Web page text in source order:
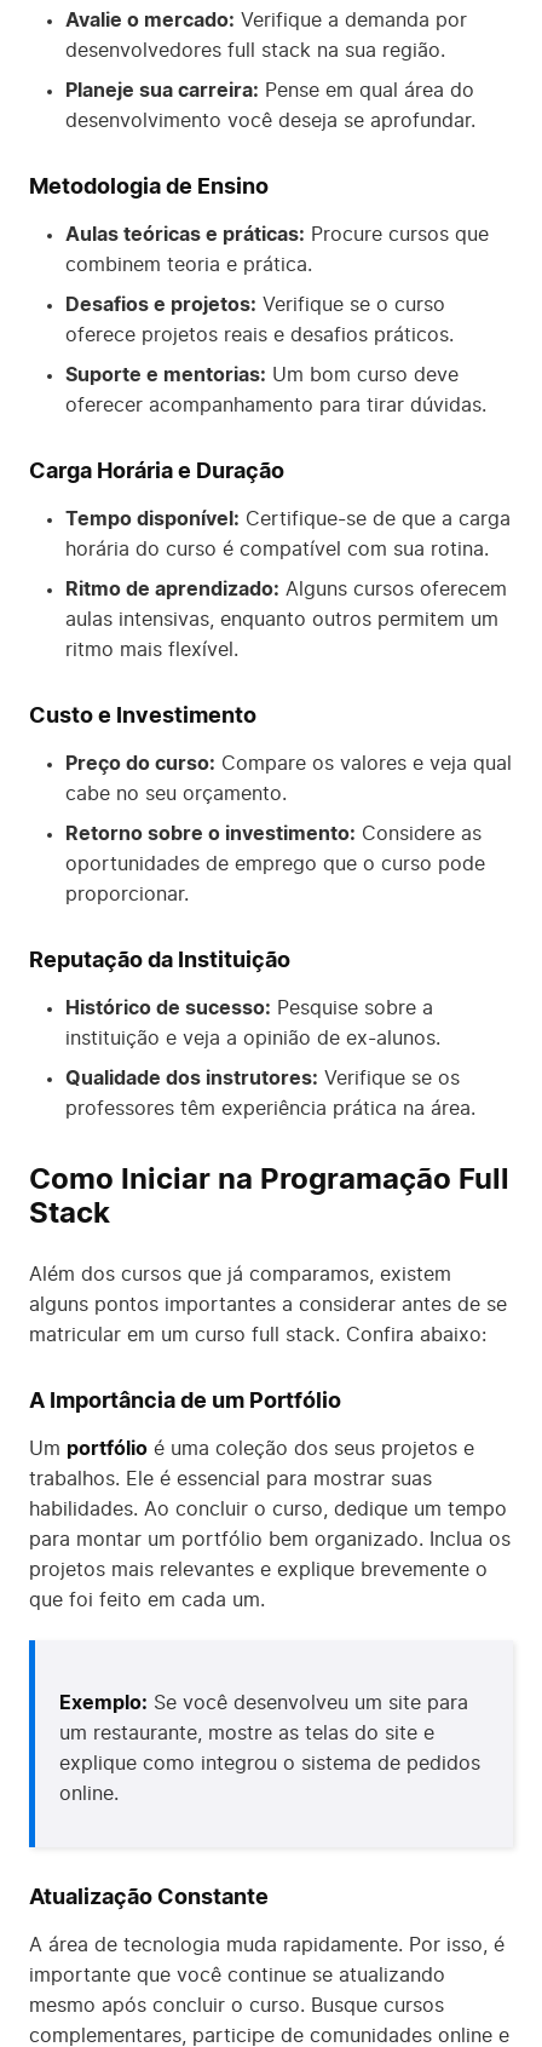
Avalie o mercado: Verifique a demanda por
desenvolvedores full stack na sua região.
Planeje sua carreira: Pense em qual área do
desenvolvimento você deseja se aprofundar.
Metodologia de Ensino
Aulas teóricas e práticas: Procure cursos que
combinem teoria e prática.
Desafios e projetos: Verifique se o curso
oferece projetos reais e desafios práticos.
Suporte e mentorias: Um bom curso deve
oferecer acompanhamento para tirar dúvidas.
Carga Horária e Duração
Tempo disponível: Certifique-se de que a carga
horária do curso é compatível com sua rotina.
Ritmo de aprendizado: Alguns cursos oferecem
aulas intensivas, enquanto outros permitem um
ritmo mais flexível.
Custo e Investimento
Preço do curso: Compare os valores e veja qual
cabe no seu orçamento.
Retorno sobre o investimento: Considere as
oportunidades de emprego que o curso pode
proporcionar.
Reputação da Instituição
Histórico de sucesso: Pesquise sobre a
instituição e veja a opinião de ex-alunos.
Qualidade dos instrutores: Verifique se os
professores têm experiência prática na área.
Como Iniciar na Programação Full
Stack
Além dos cursos que já comparamos, existem
alguns pontos importantes a considerar antes de se
matricular em um curso full stack. Confira abaixo:
A Importância de um Portfólio
Um portfólio é uma coleção dos seus projetos e
trabalhos. Ele é essencial para mostrar suas
habilidades. Ao concluir o curso, dedique um tempo
para montar um portfólio bem organizado. Inclua os
projetos mais relevantes e explique brevemente o
que foi feito em cada um.
Exemplo: Se você desenvolveu um site para
um restaurante, mostre as telas do site e
explique como integrou o sistema de pedidos
online.
Atualização Constante
A área de tecnologia muda rapidamente. Por isso, é
importante que você continue se atualizando
mesmo após concluir o curso. Busque cursos
complementares, participe de comunidades online e